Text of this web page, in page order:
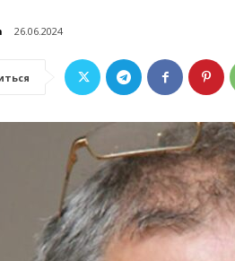
26.06.2024